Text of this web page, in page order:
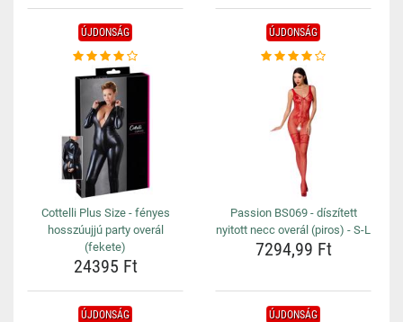
ÚJDONSÁG
Cottelli Plus Size - fényes
hosszúujjú party overál
(fekete)
24395 Ft
ÚJDONSÁG
Passion BS069 - díszített
nyitott necc overál (piros) - S-L
7294,99 Ft
ÚJDONSÁG ÚJDONSÁG